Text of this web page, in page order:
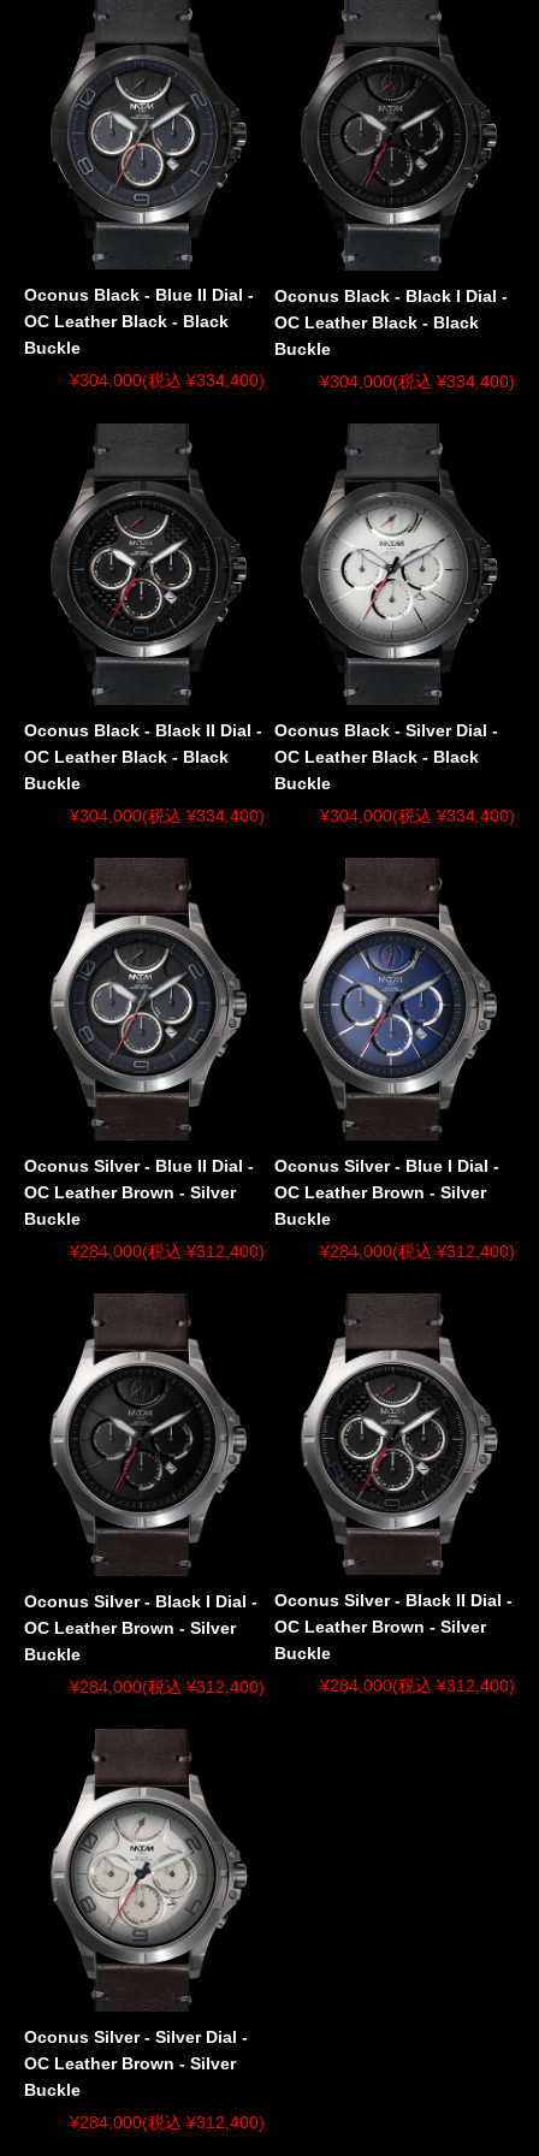
Oconus Black - Blue II Dial -
OC Leather Black - Black
Buckle
¥304,000(税込 ¥334,400)
Oconus Black - Black I Dial -
OC Leather Black - Black
Buckle
¥304,000(税込 ¥334,400)
Oconus Black - Black II Dial -
OC Leather Black - Black
Buckle
¥304,000(税込 ¥334,400)
Oconus Black - Silver Dial -
OC Leather Black - Black
Buckle
¥304,000(税込 ¥334,400)
Oconus Silver - Blue II Dial -
OC Leather Brown - Silver
Buckle
¥284,000(税込 ¥312,400)
Oconus Silver - Blue I Dial -
OC Leather Brown - Silver
Buckle
¥284,000(税込 ¥312,400)
Oconus Silver - Black I Dial -
OC Leather Brown - Silver
Buckle
¥284,000(税込 ¥312,400)
Oconus Silver - Black II Dial -
OC Leather Brown - Silver
Buckle
¥284,000(税込 ¥312,400)
Oconus Silver - Silver Dial -
OC Leather Brown - Silver
Buckle
¥284,000(税込 ¥312,400)